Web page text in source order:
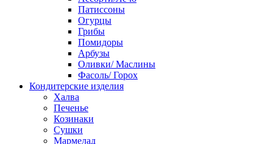
Патиссоны
Огурцы
Грибы
Помидоры
Арбузы
Оливки/ Маслины
Фасоль/ Горох
Кондитерские изделия
Халва
Печенье
Козинаки
Сушки
Мармелад